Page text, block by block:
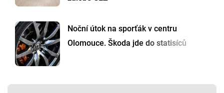
Noční útok na sporťák v centru
Olomouce. Škoda jde do statisíců